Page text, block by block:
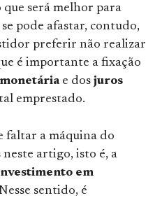
será melhor para
pode afastar, contudo,
preferir não realizar
é importante a fixação
e dos juros
emprestado.
faltar a máquina do
artigo, isto é, a
em
sentido, é